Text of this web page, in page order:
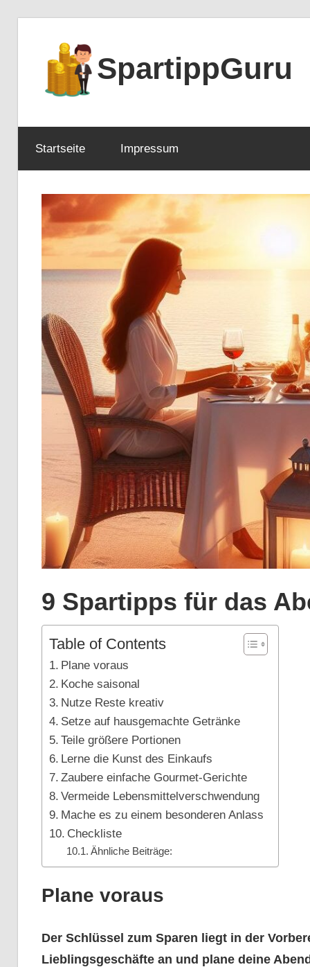
springen
SpartippGuru
Startseite Impressum
9 Spartipps für das
Table of Contents
Plane voraus
Koche saisonal
Nutze Reste kreativ
Setze auf hausgemachte Getränke
Teile größere Portionen
Lerne die Kunst des Einkaufs
Zaubere einfache Gourmet-Gerichte
Vermeide Lebensmittelverschwendung
Mache es zu einem besonderen Anlass
Checkliste
Ähnliche Beiträge:
Plane voraus
Der Schlüssel zum Sparen liegt in der
Lieblingsgeschäfte an und plane deine